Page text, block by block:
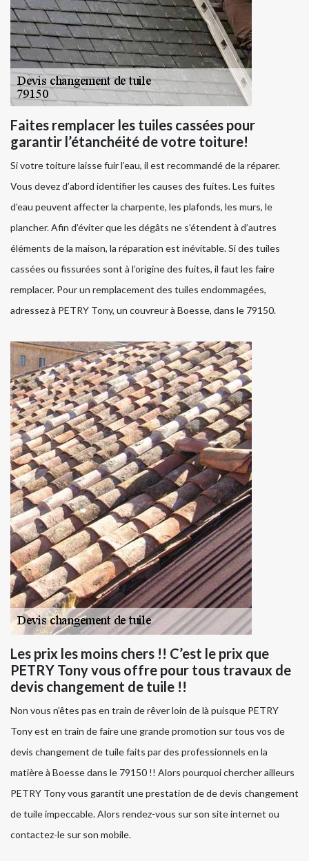
Faites remplacer les tuiles cassées pour
garantir l’étanchéité de votre toiture!
Si votre toiture laisse fuir l’eau, il est recommandé de la réparer.
Vous devez d’abord identifier les causes des fuites. Les fuites
d’eau peuvent affecter la charpente, les plafonds, les murs, le
plancher. Afin d’éviter que les dégâts ne s’étendent à d’autres
éléments de la maison, la réparation est inévitable. Si des tuiles
cassées ou fissurées sont à l’origine des fuites, il faut les faire
remplacer. Pour un remplacement des tuiles endommagées,
adressez à PETRY Tony, un couvreur à Boesse, dans le 79150.
Les prix les moins chers !! C’est le prix que
PETRY Tony vous offre pour tous travaux de
devis changement de tuile !!
Non vous n’êtes pas en train de rêver loin de là puisque PETRY
Tony est en train de faire une grande promotion sur tous vos de
devis changement de tuile faits par des professionnels en la
matière à Boesse dans le 79150 !! Alors pourquoi chercher ailleurs
PETRY Tony vous garantit une prestation de de devis changement
de tuile impeccable. Alors rendez-vous sur son site internet ou
contactez-le sur son mobile.